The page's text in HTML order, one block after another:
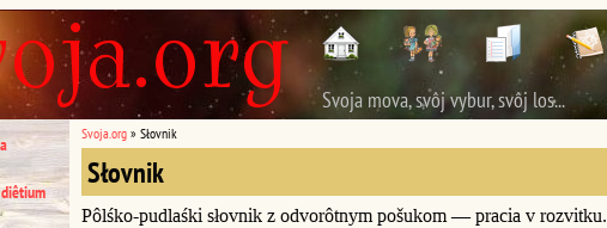
Svoja mova, svôj vybur, svôj los...
Svoja.org » Słovnik
Słovnik
Pôlśko-pudlaśki słovnik z odvorôtnym pošukom — pracia v rozvitku.